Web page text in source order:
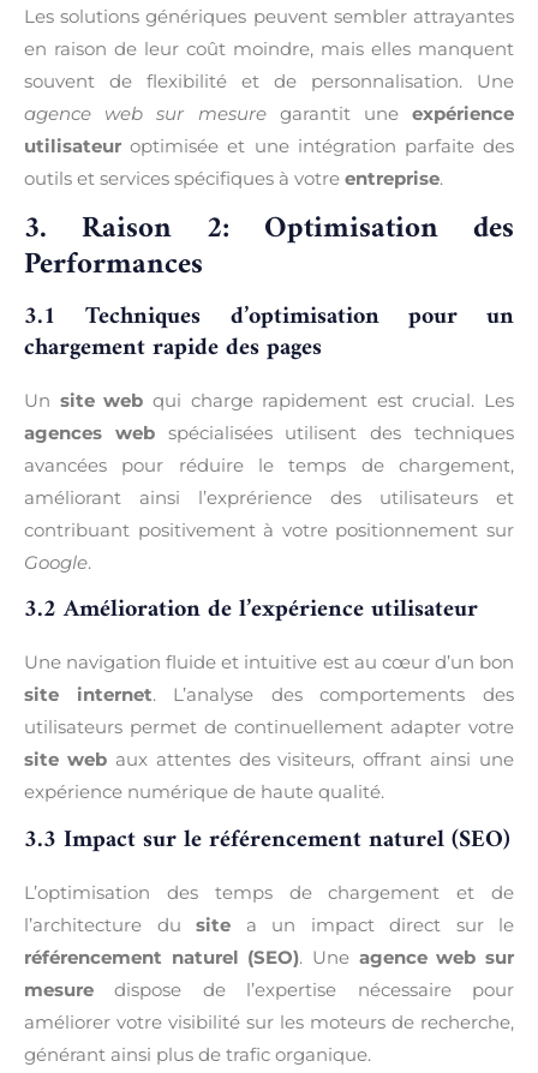
Les solutions génériques peuvent sembler attrayantes
en raison de leur coût moindre, mais elles manquent
souvent de flexibilité et de personnalisation. Une
agence web sur mesuregarantit une expérience
utilisateur optimisée et une intégration parfaite des
outils et services spécifiques à votre entreprise.
3. Raison 2: Optimisation des
Performances
3.1 Techniques d’optimisation pour un
chargement rapide des pages
Un site web qui charge rapidement est crucial. Les
agences webspécialisées utilisent des techniques
avancées pour réduire le temps de chargement,
améliorant ainsi l’exprérience des utilisateurs et
contribuant positivement à votre positionnement sur
Google.
3.2 Amélioration de l’expérience utilisateur
Une navigation fluide et intuitive est au cœur d’un bon
site internet. L’analyse des comportements des
utilisateurs permet de continuellement adapter votre
site webaux attentes des visiteurs, offrant ainsi une
expérience numérique de haute qualité.
3.3 Impact sur le référencement naturel (SEO)
L’optimisation des temps de chargement et de
l’architecture du site a un impact direct sur le
référencement naturel (SEO). Une agence web sur
mesure dispose de l’expertise nécessaire pour
améliorer votre visibilité sur les moteurs de recherche,
générant ainsi plus de trafic organique.